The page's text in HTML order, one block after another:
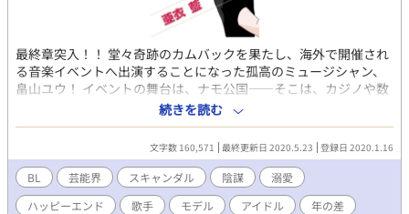
最終章突入！！ 堂々奇跡のカムバックを果たし、海外で開催され
る音楽イベントへ出演することになった孤高のミュージシャン、
畠山ユウ！ イベントの舞台は、ナモ公国――そこは、カジノや数
多の歓楽産業で潤う豊かなリゾート地。しかし、実は裏の顔もあ
った……。 ここで開催されることになった音楽祭『MHJ』に、世
界各国からミュージシャンやアーティスト、パフォーマーが集
う。 賞金も懸かった一大イベントだが、果たして順調に開催され
るのか？ 一波乱ありそうな予感を秘めて、ユウの恋と夢が燃えが
ある!! オールキャストでお送りします(^^)/お楽しみに！
続きを読む
文字数 160,571 最終更新日 2020.5.23 登録日 2020.1.16
BL 芸能界 スキャンダル 陰謀
溺愛
ハッピーエンド
歌手 モデル アイドル 年の差